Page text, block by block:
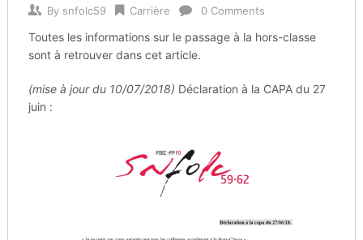
By snfolc59 Carrière 0 Comments
Toutes les informations sur le passage à la hors-classe
sont à retrouver dans cet article.
(mise à jour du 10/07/2018) Déclaration à la CAPA du 27
juin :